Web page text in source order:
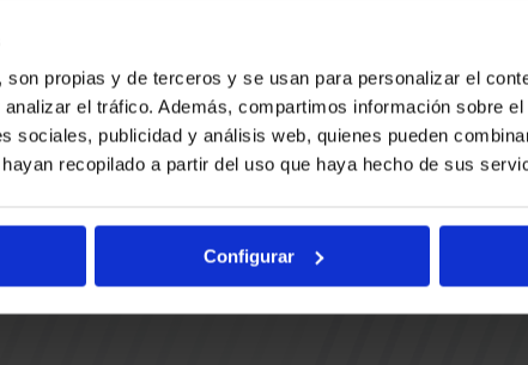
propias y de terceros y se usan para personalizar el
el tráfico. Además, compartimos información sobre
sociales, publicidad y análisis web, quienes pueden
recopilado a partir del uso que haya hecho de sus
Configurar
BAKH
FUNDACIÓN BASKONIA-ALAVÉS
01013 Vitoria-Gasteiz